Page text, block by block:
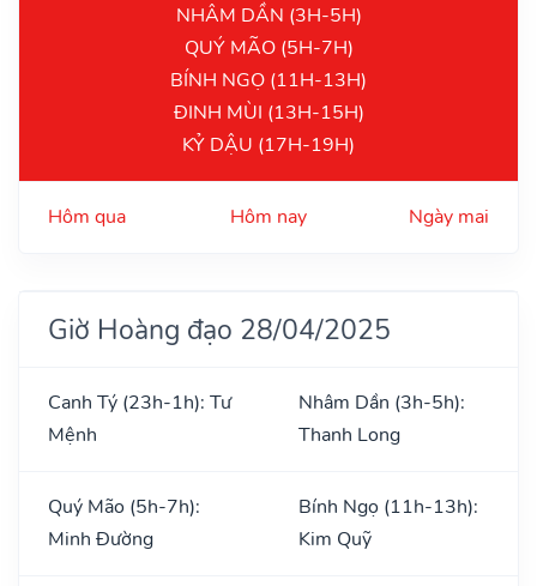
NHÂM DẦN (3H-5H)
QUÝ MÃO (5H-7H)
BÍNH NGỌ (11H-13H)
ĐINH MÙI (13H-15H)
KỶ DẬU (17H-19H)
Hôm qua Hôm nay Ngày mai
Giờ Hoàng đạo 28/04/2025
Canh Tý (23h-1h): Tư
Mệnh
Nhâm Dần (3h-5h):
Thanh Long
Quý Mão (5h-7h):
Minh Đường
Bính Ngọ (11h-13h):
Kim Quỹ